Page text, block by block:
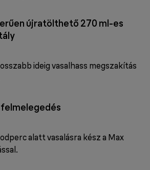
újratölthető 270 ml-es
ideig vasalhass megszakítás
felmelegedés
alatt vasalásra kész a Max